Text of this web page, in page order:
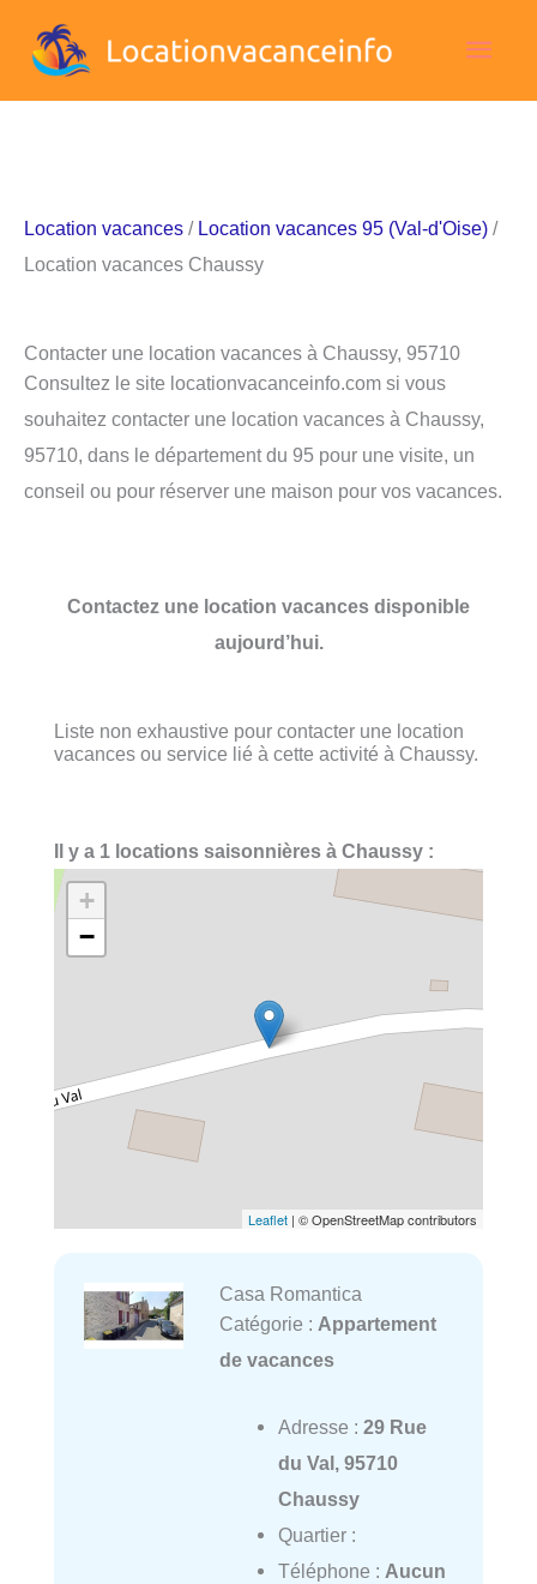
Location vacances / Location vacances 95 (Val-d'Oise) /
Location vacances Chaussy
Contacter une location vacances à Chaussy, 95710
Consultez le site locationvacanceinfo.com si vous
souhaitez contacter une location vacances à Chaussy,
95710, dans le département du 95 pour une visite, un
conseil ou pour réserver une maison pour vos vacances.
Contactez une location vacances disponible
aujourd’hui.
Liste non exhaustive pour contacter une location
vacances ou service lié à cette activité à Chaussy.
Il y a 1 locations saisonnières à Chaussy :
+
−
Leaflet | © OpenStreetMap contributors
Casa Romantica
Catégorie : Appartement
de vacances
Adresse : 29 Rue
du Val, 95710
Chaussy
Quartier :
Téléphone : Aucun